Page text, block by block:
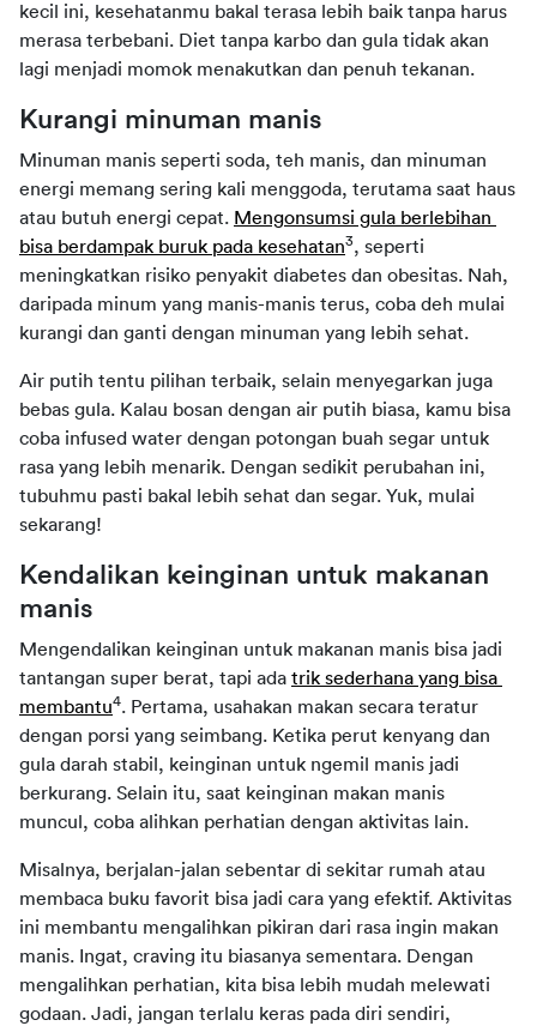
kecil ini, kesehatanmu bakal terasa lebih baik tanpa harus
merasa terbebani. Diet tanpa karbo dan gula tidak akan
lagi menjadi momok menakutkan dan penuh tekanan.
Kurangi minuman manis
Minuman manis seperti soda, teh manis, dan minuman
energi memang sering kali menggoda, terutama saat haus
atau butuh energi cepat. Mengonsumsi gula berlebihan
bisa berdampak buruk pada kesehatan3, seperti
meningkatkan risiko penyakit diabetes dan obesitas. Nah,
daripada minum yang manis-manis terus, coba deh mulai
kurangi dan ganti dengan minuman yang lebih sehat.
Air putih tentu pilihan terbaik, selain menyegarkan juga
bebas gula. Kalau bosan dengan air putih biasa, kamu bisa
coba infused water dengan potongan buah segar untuk
rasa yang lebih menarik. Dengan sedikit perubahan ini,
tubuhmu pasti bakal lebih sehat dan segar. Yuk, mulai
sekarang!
Kendalikan keinginan untuk makanan
manis
Mengendalikan keinginan untuk makanan manis bisa jadi
tantangan super berat, tapi ada trik sederhana yang bisa
membantu4. Pertama, usahakan makan secara teratur
dengan porsi yang seimbang. Ketika perut kenyang dan
gula darah stabil, keinginan untuk ngemil manis jadi
berkurang. Selain itu, saat keinginan makan manis
muncul, coba alihkan perhatian dengan aktivitas lain.
Misalnya, berjalan-jalan sebentar di sekitar rumah atau
membaca buku favorit bisa jadi cara yang efektif. Aktivitas
ini membantu mengalihkan pikiran dari rasa ingin makan
manis. Ingat, craving itu biasanya sementara. Dengan
mengalihkan perhatian, kita bisa lebih mudah melewati
godaan. Jadi, jangan terlalu keras pada diri sendiri,